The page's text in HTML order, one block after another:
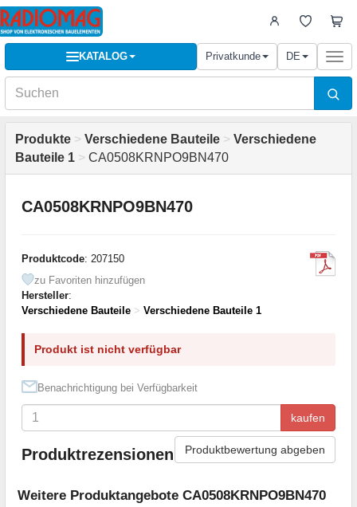
KATALOG Privatkunde DE
Produkte > Verschiedene Bauteile > Verschiedene
Bauteile 1 > CA0508KRNPO9BN470
CA0508KRNPO9BN470
Produktcode: 207150
zu Favoriten hinzufügen
Hersteller:
Verschiedene Bauteile > Verschiedene Bauteile 1
Produkt ist nicht verfügbar
Benachrichtigung bei Verfügbarkeit
kaufen
Produktrezensionen Produktbewertung abgeben
Weitere Produktangebote CA0508KRNPO9BN470